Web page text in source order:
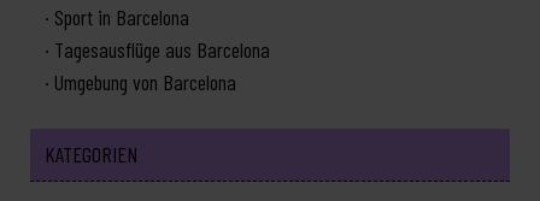
Sport in Barcelona
Tagesausflüge aus Barcelona
Umgebung von Barcelona
KATEGORIEN